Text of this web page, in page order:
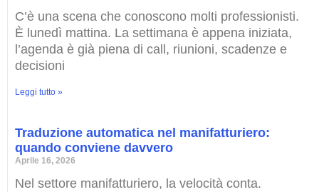
C’è una scena che conoscono molti professionisti.
È lunedì mattina. La settimana è appena iniziata,
l’agenda è già piena di call, riunioni, scadenze e
decisioni
Leggi tutto »
Traduzione automatica nel manifatturiero:
quando conviene davvero
Aprile 16, 2026
Nel settore manifatturiero, la velocità conta.